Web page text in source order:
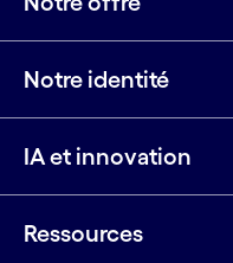
Notre identité
IA et innovation
Ressources